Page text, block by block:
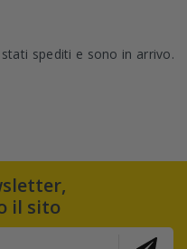
spediti e sono in arrivo.
il sito